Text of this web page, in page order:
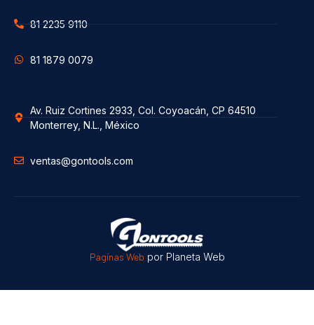
81 2235 9110
81 1879 0079
Av. Ruiz Cortines 2933, Col. Coyoacán, CP 64510
Monterrey, N.L., México
ventas@gontools.com
Paginas Web por Planeta Web